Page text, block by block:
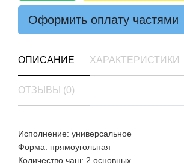
Оформить оплату частями
ОПИСАНИЕ ХАРАКТЕРИСТИКИ
ОТЗЫВЫ (0)
Исполнение: универсальное
Форма: прямоугольная
Количество чаш: 2 основных